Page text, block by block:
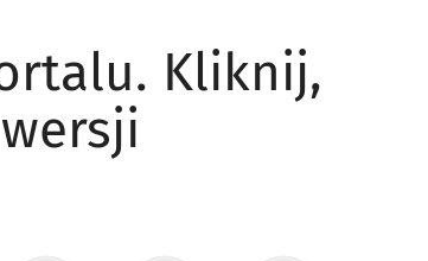
Kliknij,